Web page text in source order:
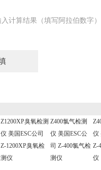
入计算结果（填写阿拉伯数字
Z1200XP臭氧检测
仪 美国ESC公司
Z-1200XP臭氧检
测仪
Z400氯气检测
仪 美国ESC公
司 Z-400氯气检
测仪
仪
Z-
仪